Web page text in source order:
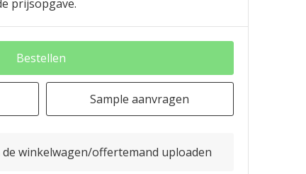
prijsopgave.
Bestellen
Sample aanvragen
winkelwagen/offertemand uploaden